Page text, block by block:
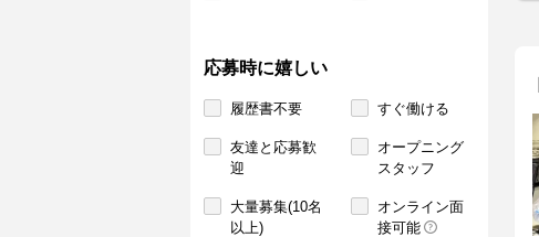
応募時に嬉しい
履歴書不要 すぐ働ける
友達と応募歓
迎
オープニング
スタッフ
大量募集(10名
以上)
オンライン面
接可能